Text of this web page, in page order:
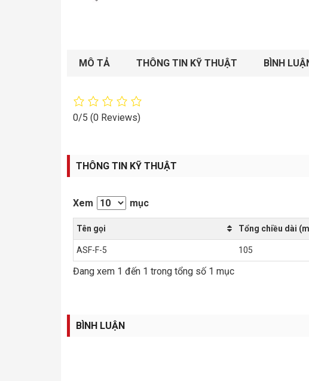
MÔ TẢ THÔNG TIN KỸ THUẬT BÌNH
0/5 (0 Reviews)
THÔNG TIN KỸ THUẬT
Xem mục
Tên gọi Tổng chiều dài
ASF-F-5 105
Đang xem 1 đến 1 trong tổng số 1 mục
BÌNH LUẬN